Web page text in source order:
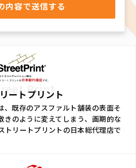
Print
ートプリント
、既存のアスファルト舗装の表面そ
きのように変えてしまう、画期的な
トリートプリントの日本総代理店で